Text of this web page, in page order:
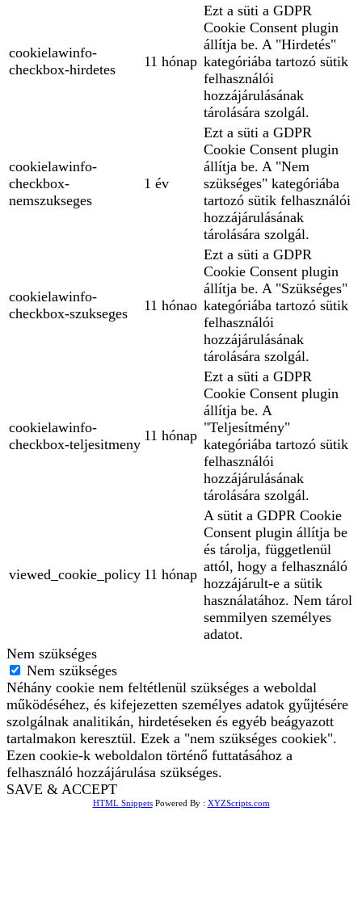
cookielawinfo-
checkbox-hirdetes
11 hónap
Ezt a süti a GDPR
Cookie Consent plugin
állítja be. A "Hirdetés"
kategóriába tartozó sütik
felhasználói
hozzájárulásának
tárolására szolgál.
cookielawinfo-
checkbox-
nemszukseges
1 év
Ezt a süti a GDPR
Cookie Consent plugin
állítja be. A "Nem
szükséges" kategóriába
tartozó sütik felhasználói
hozzájárulásának
tárolására szolgál.
cookielawinfo-
checkbox-szukseges
11 hónao
Ezt a süti a GDPR
Cookie Consent plugin
állítja be. A "Szükséges"
kategóriába tartozó sütik
felhasználói
hozzájárulásának
tárolására szolgál.
cookielawinfo-
checkbox-teljesitmeny
11 hónap
Ezt a süti a GDPR
Cookie Consent plugin
állítja be. A
"Teljesítmény"
kategóriába tartozó sütik
felhasználói
hozzájárulásának
tárolására szolgál.
viewed_cookie_policy 11 hónap
A sütit a GDPR Cookie
Consent plugin állítja be
és tárolja, függetlenül
attól, hogy a felhasználó
hozzájárult-e a sütik
használatához. Nem tárol
semmilyen személyes
adatot.
Nem szükséges
Nem szükséges
Néhány cookie nem feltétlenül szükséges a weboldal
működéséhez, és kifejezetten személyes adatok gyűjtésére
szolgálnak analitikán, hirdetéseken és egyéb beágyazott
tartalmakon keresztül. Ezek a "nem szükséges cookiek".
Ezen cookie-k weboldalon történő futtatásához a
felhasználó hozzájárulása szükséges.
SAVE & ACCEPT
HTML SnippetsPowered By : XYZScripts.com